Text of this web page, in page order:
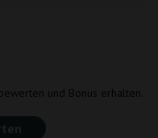
und Bonus erhalten.